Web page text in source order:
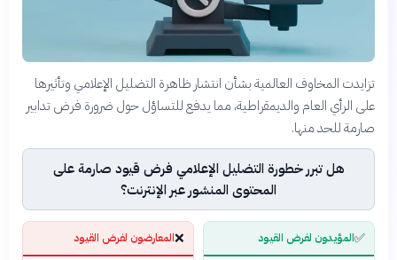
تزايدت المخاوف العالمية بشأن انتشار ظاهرة التضليل الإعلامي وتأثيرها
على الرأي العام والديمقراطية، مما يدفع للتساؤل حول ضرورة فرض تدابير
صارمة للحد منها.
هل تبرر خطورة التضليل الإعلامي فرض قيود صارمة على
المحتوى المنشور عبر الإنترنت؟
✅المؤيدون لفرض القيود ❌المعارضون لفرض القيود